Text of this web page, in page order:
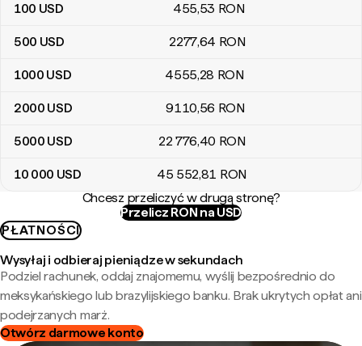
100 USD 455,53 RON
500 USD 2277,64 RON
1000 USD 4555,28 RON
2000 USD 9110,56 RON
5000 USD 22 776,40 RON
10 000 USD 45 552,81 RON
Chcesz przeliczyć w drugą stronę?
Przelicz RON na USD
PŁATNOŚCI
Wysyłaj i odbieraj pieniądze w sekundach
Podziel rachunek, oddaj znajomemu, wyślij bezpośrednio do
meksykańskiego lub brazylijskiego banku. Brak ukrytych opłat ani
podejrzanych marż.
Otwórz darmowe konto